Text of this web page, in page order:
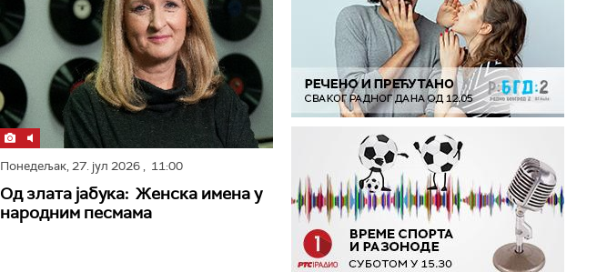
Понедељак,27. јул 2026, 11:00
Од злата јабука: Женска имена у
народним песмама